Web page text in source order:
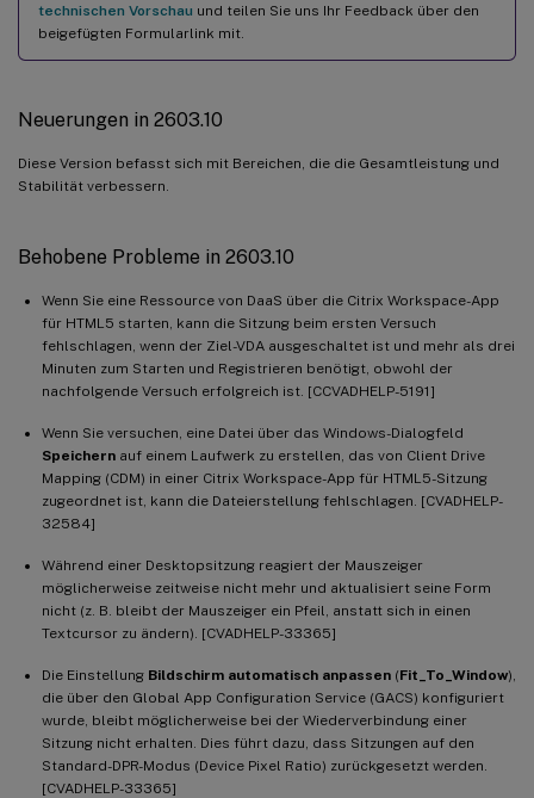
technischen Vorschau und teilen Sie uns Ihr Feedback über den
beigefügten Formularlink mit.
Neuerungen in 2603.10
Diese Version befasst sich mit Bereichen, die die Gesamtleistung und
Stabilität verbessern.
Behobene Probleme in 2603.10
Wenn Sie eine Ressource von DaaS über die Citrix Workspace-App
für HTML5 starten, kann die Sitzung beim ersten Versuch
fehlschlagen, wenn der Ziel-VDA ausgeschaltet ist und mehr als drei
Minuten zum Starten und Registrieren benötigt, obwohl der
nachfolgende Versuch erfolgreich ist. [CCVADHELP-5191]
Wenn Sie versuchen, eine Datei über das Windows-Dialogfeld
Speichern auf einem Laufwerk zu erstellen, das von Client Drive
Mapping (CDM) in einer Citrix Workspace-App für HTML5-Sitzung
zugeordnet ist, kann die Dateierstellung fehlschlagen. [CVADHELP-
32584]
Während einer Desktopsitzung reagiert der Mauszeiger
möglicherweise zeitweise nicht mehr und aktualisiert seine Form
nicht (z. B. bleibt der Mauszeiger ein Pfeil, anstatt sich in einen
Textcursor zu ändern). [CVADHELP-33365]
Die Einstellung Bildschirm automatisch anpassen (Fit_To_Window),
die über den Global App Configuration Service (GACS) konfiguriert
wurde, bleibt möglicherweise bei der Wiederverbindung einer
Sitzung nicht erhalten. Dies führt dazu, dass Sitzungen auf den
Standard-DPR-Modus (Device Pixel Ratio) zurückgesetzt werden.
[CVADHELP-33365]
Legacy-Dokumentation
Legacy-Dokumentation
Hinweise von Drittanbietern